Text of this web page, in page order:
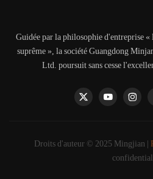
Guidée par la philosophie d'entreprise
suprême », la société Guangdong
Ltd. poursuit sans cesse
Droits d'auteur © 2025 Mingjian |